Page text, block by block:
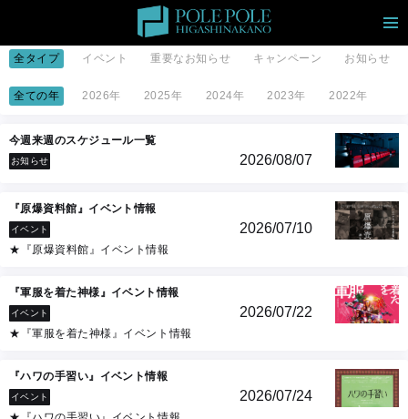
全タイプ イベント 重要なお知らせ キャンペーン お知らせ
全ての年 2026年 2025年 2024年 2023年 2022年
今週来週のスケジュール一覧
お知らせ 2026/08/07
『原爆資料館』イベント情報
イベント 2026/07/10
★『原爆資料館』イベント情報
『軍服を着た神様』イベント情報
イベント 2026/07/22
★『軍服を着た神様』イベント情報
『ハワの手習い』イベント情報
イベント 2026/07/24